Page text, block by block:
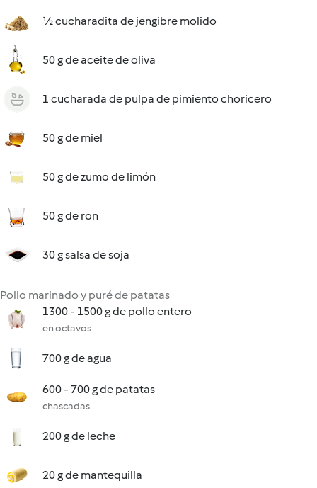
½ cucharadita de jengibre molido
50 g de aceite de oliva
1 cucharada de pulpa de pimiento choricero
50 g de miel
50 g de zumo de limón
50 g de ron
30 g salsa de soja
Pollo marinado y puré de patatas
1300 - 1500 g de pollo entero
en octavos
700 g de agua
600 - 700 g de patatas
chascadas
200 g de leche
20 g de mantequilla